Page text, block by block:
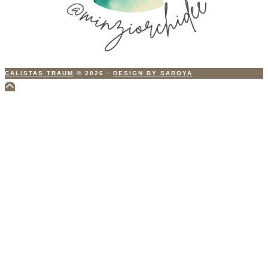
CALISTAS TRAUM © 2026 · DESIGN BY SAROYA
Scroll